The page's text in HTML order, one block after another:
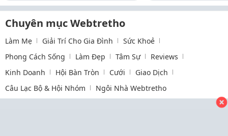
Chuyên mục Webtretho
Làm Mẹ Giải Trí Cho Gia Đình
Sức Khoẻ
Phong Cách Sống
Làm Đẹp Tâm Sự
Reviews
Kinh Doanh
Hội Bàn Tròn Cưới
Giao Dịch
Câu Lạc Bộ & Hội Nhóm
Ngôi Nhà Webtretho